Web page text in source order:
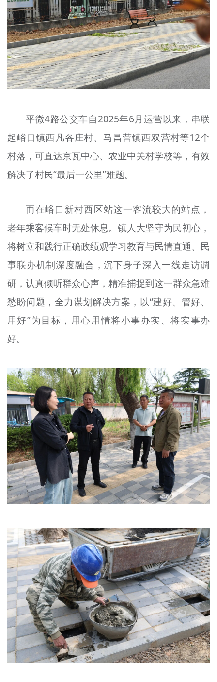
平微4路公交车自2025年6月运营以来，串联
起峪口镇西凡各庄村、马昌营镇西双营村等12个
村落，可直达京瓦中心、农业中关村学校等，有效
解决了村民“最后一公里”难题。
而在峪口新村西区站这一客流较大的站点，
老年乘客候车时无处休息。镇人大坚守为民初心，
将树立和践行正确政绩观学习教育与民情直通、民
事联办机制深度融合，沉下身子深入一线走访调
研，认真倾听群众心声，精准捕捉到这一群众急难
愁盼问题，全力谋划解决方案，以“建好、管好、
用好”为目标，用心用情将小事办实、将实事办
好。